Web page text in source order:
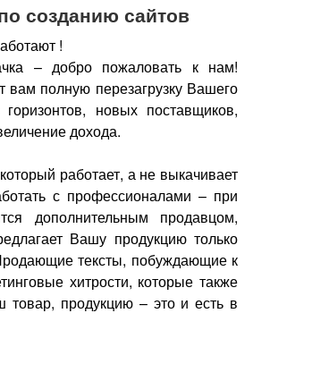
созданию сайтов
!
– добро пожаловать к нам!
вам полную перезагрузку Вашего
новых поставщиков,
дохода.
работает, а не выкачивает
с профессионалами – при
дополнительным продавцом,
Вашу продукцию только
тексты, побуждающие к
хитрости, которые также
товар, продукцию – это и есть в